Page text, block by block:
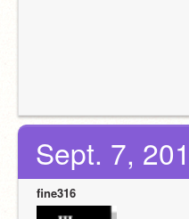
Sept. 7,
fine316